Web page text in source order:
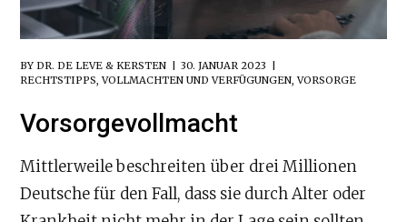
BY DR. DE LEVE & KERSTEN
30. JANUAR 2023
RECHTSTIPPS,VOLLMACHTEN UND VERFÜGUNGEN,VORSORGE
Vorsorgevollmacht
Mittlerweile beschreiten über drei Millionen
Deutsche für den Fall, dass sie durch Alter oder